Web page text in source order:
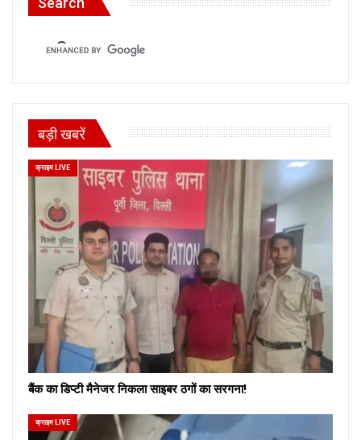
बड़ी खबरें
क्राइम LIVE
बैंक का डिप्टी मैनेजर निकला साइबर ठगों का सरगना!
क्राइम LIVE